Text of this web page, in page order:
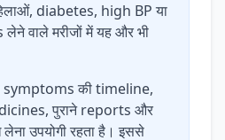
diabetes, high BP या
वाले मरीजों में यह और भी
की timeline,
पुराने reports और
उपयोगी रहता है। इससे